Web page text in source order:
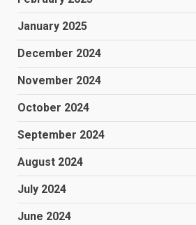
January 2025
December 2024
November 2024
October 2024
September 2024
August 2024
July 2024
June 2024